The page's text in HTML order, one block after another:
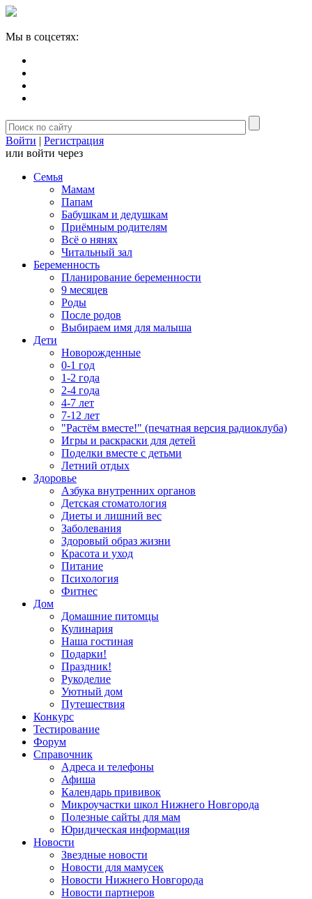
Мы в соцсетях:
Войти | Регистрация
или войти через
Семья
Мамам
Папам
Бабушкам и дедушкам
Приёмным родителям
Всё о нянях
Читальный зал
Беременность
Планирование беременности
9 месяцев
Роды
После родов
Выбираем имя для малыша
Дети
Новорожденные
0-1 год
1-2 года
2-4 года
4-7 лет
7-12 лет
"Растём вместе!" (печатная версия радиоклуба)
Игры и раскраски для детей
Поделки вместе с детьми
Летний отдых
Здоровье
Азбука внутренних органов
Детская стоматология
Диеты и лишний вес
Заболевания
Здоровый образ жизни
Красота и уход
Питание
Психология
Фитнес
Дом
Домашние питомцы
Кулинария
Наша гостиная
Подарки!
Праздник!
Рукоделие
Уютный дом
Путешествия
Конкурс
Тестирование
Форум
Справочник
Адреса и телефоны
Афиша
Календарь прививок
Микроучастки школ Нижнего Новгорода
Полезные сайты для мам
Юридическая информация
Новости
Звездные новости
Новости для мамусек
Новости Нижнего Новгорода
Новости партнеров